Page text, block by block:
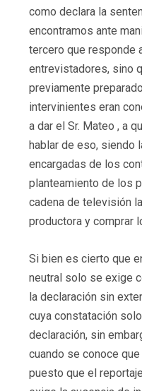
como declara la
encontramos ante
tercero que responde
entrevistadores, sino
previamente
intervinientes eran
a dar el Sr. Mateo , a
hablar de eso, siendo
encargadas de los
planteamiento de los
cadena de televisión
productora y comprar
Si bien es cierto que
neutral solo se exige
la declaración sin
cuya constatación
declaración, sin
cuando se conoce
puesto que el